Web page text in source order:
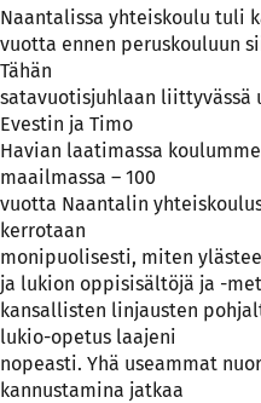
Naantalissa yhteiskoulu tuli
vuotta ennen peruskouluun
Tähän
satavuotisjuhlaan liittyvässä
Evestin ja Timo
Havian laatimassa
maailmassa – 100
vuotta Naantalin
kerrotaan
monipuolisesti, miten
ja lukion oppisisältöjä ja -
kansallisten linjausten
lukio-opetus laajeni
nopeasti. Yhä useammat
kannustamina jatkaa